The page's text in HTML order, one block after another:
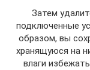
Затем
подключенные
образом, вы
хранящуюся на
влаги